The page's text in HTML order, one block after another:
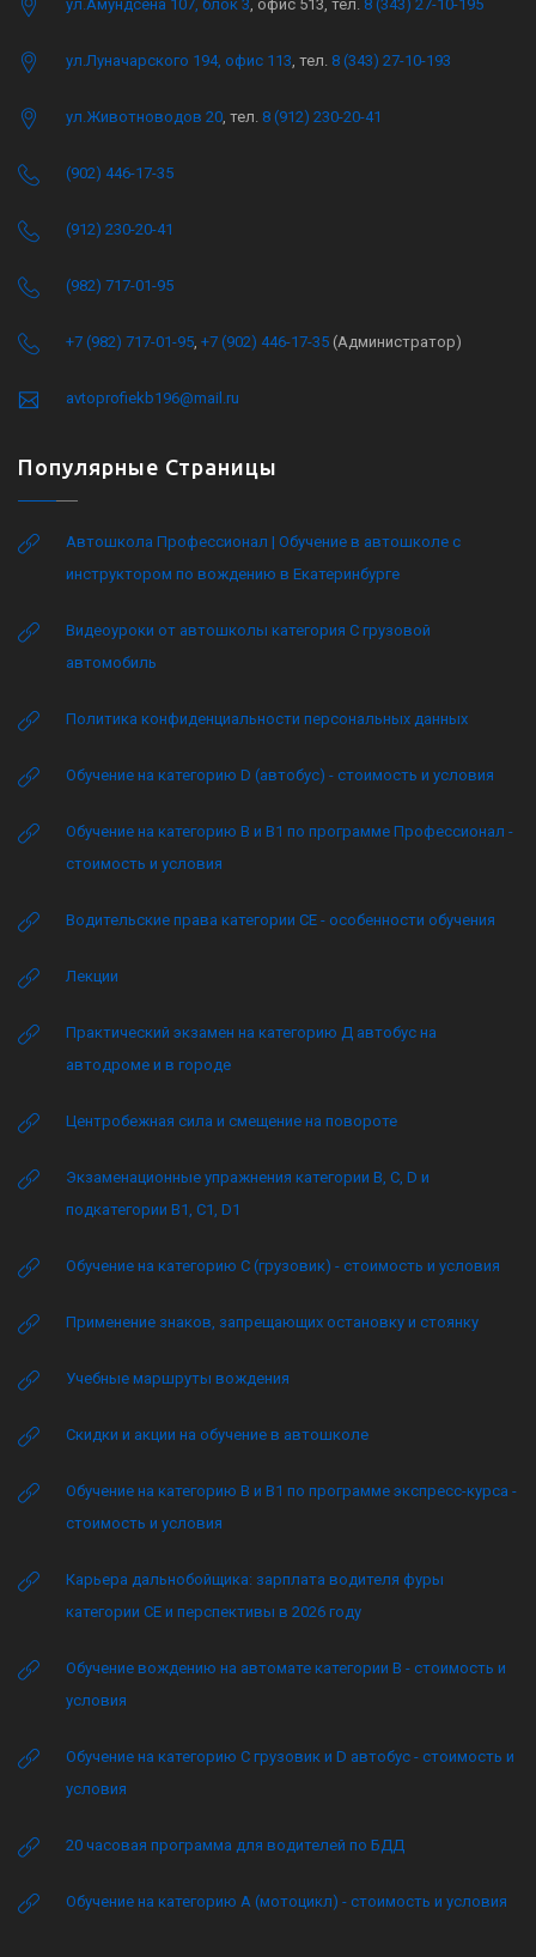
ул.Амундсена 107, блок 3, офис 513, тел. 8 (343) 27-10-195
ул.Луначарского 194, офис 113, тел. 8 (343) 27-10-193
ул.Животноводов 20, тел. 8 (912) 230-20-41
(902) 446-17-35
(912) 230-20-41
(982) 717-01-95
+7 (982) 717-01-95, +7 (902) 446-17-35 (Администратор)
avtoprofiekb196@mail.ru
Популярные Страницы
Автошкола Профессионал | Обучение в автошколе с
инструктором по вождению в Екатеринбурге
Видеоуроки от автошколы категория C грузовой
автомобиль
Политика конфиденциальности персональных данных
Обучение на категорию D (автобус) - стоимость и условия
Обучение на категорию B и B1 по программе Профессионал -
стоимость и условия
Водительские права категории CE - особенности обучения
Лекции
Практический экзамен на категорию Д автобус на
автодроме и в городе
Центробежная сила и смещение на повороте
Экзаменационные упражнения категории B, C, D и
подкатегории B1, C1, D1
Обучение на категорию C (грузовик) - стоимость и условия
Применение знаков, запрещающих остановку и стоянку
Учебные маршруты вождения
Скидки и акции на обучение в автошколе
Обучение на категорию B и B1 по программе экспресс-курса -
стоимость и условия
Карьера дальнобойщика: зарплата водителя фуры
категории CE и перспективы в 2026 году
Обучение вождению на автомате категории B - стоимость и
условия
Обучение на категорию C грузовик и D автобус - стоимость и
условия
20 часовая программа для водителей по БДД
Обучение на категорию А (мотоцикл) - стоимость и условия